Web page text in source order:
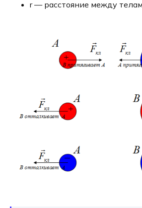
r — расстояние между